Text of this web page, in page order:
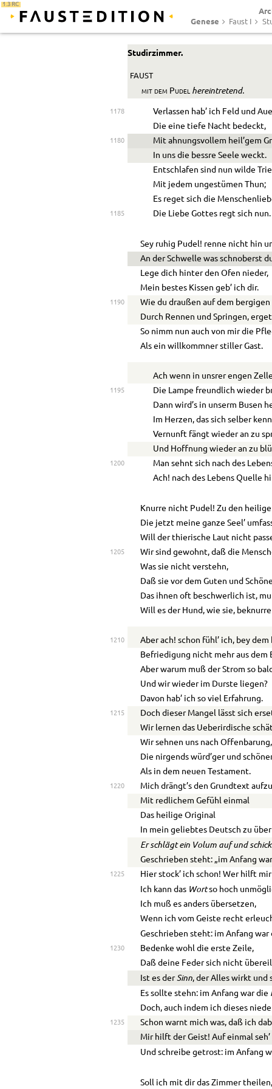
1.3 RC
Genese
Faust I
Studirzimmer.
FAUST
mit dem Pudel hereintretend.
1178
Verlassen hab’ ich Feld und
Die eine tiefe Nacht bedeckt,
1180
Mit ahnungsvollem heil’gem
In uns die bessre Seele weckt.
Entschlafen sind nun wilde
Mit jedem ungestümen Thun;
Es reget sich die
1185 Die Liebe Gottes regt sich nun.
Sey ruhig Pudel! renne nicht hin
An der Schwelle was schnoberst
Lege dich hinter den Ofen nieder,
Mein bestes Kissen geb’ ich dir.
1190
Wie du draußen auf dem bergigen
Durch Rennen und Springen,
So nimm nun auch von mir die
Als ein willkommner stiller Gast.
Ach wenn in unsrer engen
1195
Die Lampe freundlich wieder
Dann wird’s in unserm Busen
Im Herzen, das sich selber
Vernunft fängt wieder an zu
Und Hoffnung wieder an zu
1200
Man sehnt sich nach des
Ach! nach des Lebens Quelle
Knurre nicht Pudel! Zu den
Die jetzt meine ganze Seel’
Will der thierische Laut nicht
1205
Wir sind gewohnt, daß die
Was sie nicht verstehn,
Daß sie vor dem Guten und
Das ihnen oft beschwerlich ist,
Will es der Hund, wie sie,
1210
Aber ach! schon fühl’ ich, bey
Befriedigung nicht mehr aus dem
Aber warum muß der Strom so
Und wir wieder im Durste liegen?
Davon hab’ ich so viel Erfahrung.
1215
Doch dieser Mangel lässt sich
Wir lernen das Ueberirdische
Wir sehnen uns nach Offenbarung,
Die nirgends würd’ger und
Als in dem neuen Testament.
1220
Mich drängt’s den Grundtext
Mit redlichem Gefühl einmal
Das heilige Original
In mein geliebtes Deutsch zu
Er schlägt ein Volum auf und
Geschrieben steht: „im Anfang
1225
Hier stock’ ich schon! Wer hilft
Ich kann das Wortso hoch
Ich muß es anders übersetzen,
Wenn ich vom Geiste recht
Geschrieben steht: im Anfang
1230
Bedenke wohl die erste Zeile,
Daß deine Feder sich nicht
Ist es derSinn, der Alles wirkt und
Es sollte stehn: im Anfang war die
Doch, auch indem ich dieses
1235
Schon warnt mich was, daß ich
Mir hilft der Geist! Auf einmal
Und schreibe getrost: im Anfang
Soll ich mit dir das Zimmer